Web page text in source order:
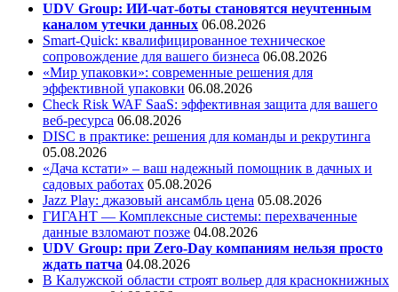
UDV Group: ИИ-чат-боты становятся неучтенным
каналом утечки данных 06.08.2026
Smart-Quick: квалифицированное техническое
сопровождение для вашего бизнеса 06.08.2026
«Мир упаковки»: современные решения для
эффективной упаковки 06.08.2026
Check Risk WAF SaaS: эффективная защита для вашего
веб-ресурса 06.08.2026
DISC в практике: решения для команды и рекрутинга
05.08.2026
«Дача кстати» – ваш надежный помощник в дачных и
садовых работах 05.08.2026
Jazz Play: джазовый ансамбль цена 05.08.2026
ГИГАНТ — Комплексные системы: перехваченные
данные взломают позже 04.08.2026
UDV Group: при Zero-Day компаниям нельзя просто
ждать патча 04.08.2026
В Калужской области строят вольер для краснокнижных